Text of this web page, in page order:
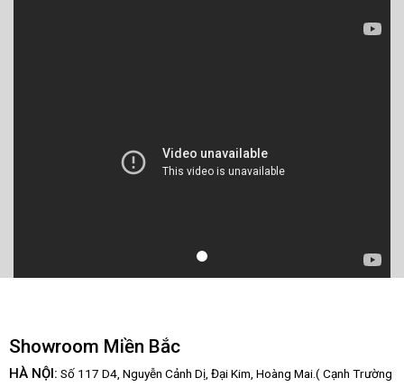
Showroom Miền Bắc
HÀ NỘI: Số 117 D4, Nguyễn Cảnh Dị, Đại Kim, Hoàng Mai.( Cạnh Trường